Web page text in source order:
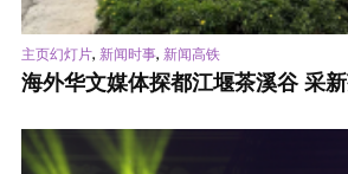
主页幻灯片, 新闻时事, 新闻高铁
海外华文媒体探都江堰茶溪谷 采